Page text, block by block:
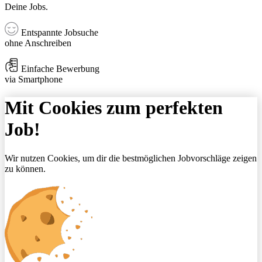
Deine Jobs.
Entspannte Jobsuche
ohne Anschreiben
Einfache Bewerbung
via Smartphone
Mit Cookies zum perfekten
Job!
Wir nutzen Cookies, um dir die bestmöglichen Jobvorschläge zeigen
zu können.